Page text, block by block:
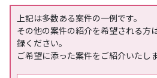
上記は多数ある案件の一例です。
その他の案件の紹介を希望される方
録ください。
ご希望に添った案件をご紹介いたしま